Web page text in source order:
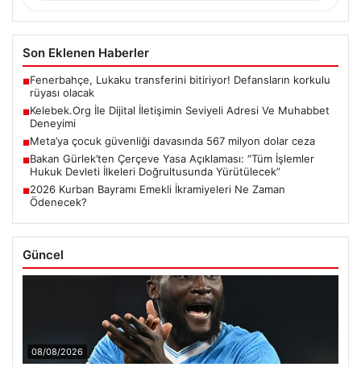
Son Eklenen Haberler
■Fenerbahçe, Lukaku transferini bitiriyor! Defansların korkulu
rüyası olacak
■Kelebek.Org İle Dijital İletişimin Seviyeli Adresi Ve Muhabbet
Deneyimi
■Meta’ya çocuk güvenliği davasında 567 milyon dolar ceza
■Bakan Gürlek’ten Çerçeve Yasa Açıklaması: “Tüm İşlemler
Hukuk Devleti İlkeleri Doğrultusunda Yürütülecek”
■2026 Kurban Bayramı Emekli İkramiyeleri Ne Zaman
Ödenecek?
Güncel
08/08/2026